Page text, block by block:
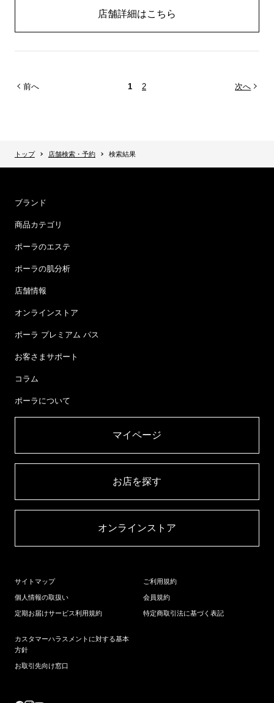
店舗詳細はこちら
前へ 1 2 次へ
トップ 店舗検索・予約 検索結果
ブランド
商品カテゴリ
ポーラのエステ
ポーラの肌分析
店舗情報
オンラインストア
ポーラ プレミアム パス
お客さまサポート
コラム
ポーラについて
マイページ​
お店を探す​
オンラインストア​
サイトマップ
個人情報の取扱い
定期お届けサービス利用規約
ご利用規約
会員規約
特定商取引法に基づく表記
カスタマーハラスメントに対する基本
方針
お取引先向け窓口